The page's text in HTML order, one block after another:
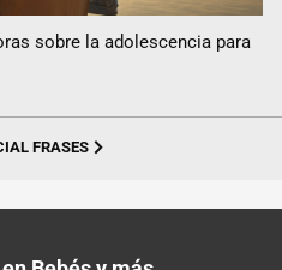
sobre la adolescencia para
FRASES